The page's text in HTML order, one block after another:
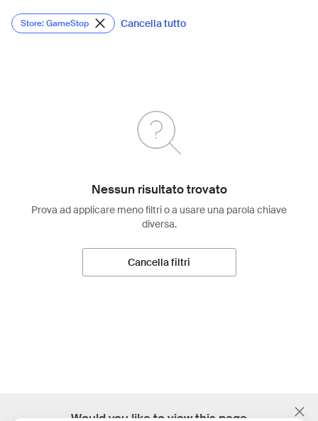
Store: GameStop Cancella tutto
Nessun risultato trovato
Prova ad applicare meno filtri o a usare una parola chiave
diversa.
Cancella filtri